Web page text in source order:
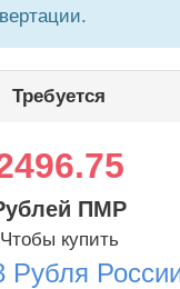
Требуется
ПМР
Чтобы купить
Рубля